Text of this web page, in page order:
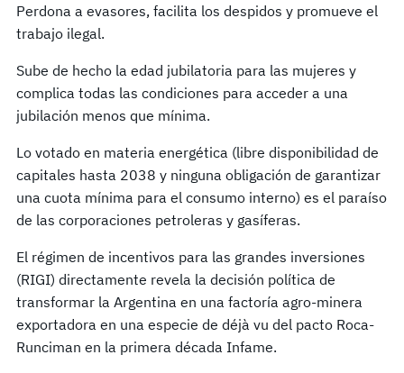
Perdona a evasores, facilita los despidos y promueve el
trabajo ilegal.
Sube de hecho la edad jubilatoria para las mujeres y
complica todas las condiciones para acceder a una
jubilación menos que mínima.
Lo votado en materia energética (libre disponibilidad de
capitales hasta 2038 y ninguna obligación de garantizar
una cuota mínima para el consumo interno) es el paraíso
de las corporaciones petroleras y gasíferas.
El régimen de incentivos para las grandes inversiones
(RIGI) directamente revela la decisión política de
transformar la Argentina en una factoría agro-minera
exportadora en una especie de déjà vu del pacto Roca-
Runciman en la primera década Infame.